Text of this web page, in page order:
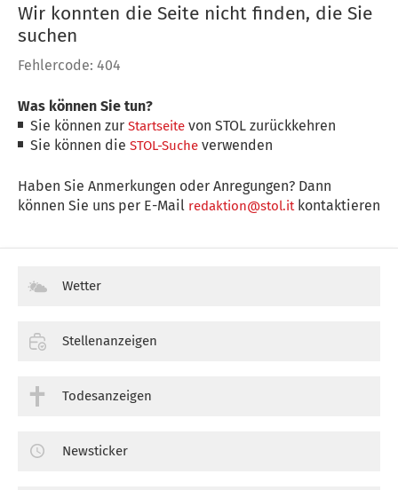
Wir konnten die Seite nicht finden, die Sie
suchen
Fehlercode: 404
Was können Sie tun?
Sie können zurStartseite von STOL zurückkehren
Sie können dieSTOL-Suche verwenden
Haben Sie Anmerkungen oder Anregungen? Dann
können Sie uns per E-Mail redaktion@stol.itkontaktieren
Wetter
Stellenanzeigen
Todesanzeigen
Newsticker